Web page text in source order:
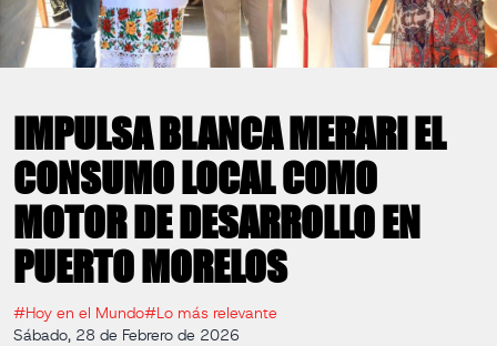
IMPULSA BLANCA MERARI EL
CONSUMO LOCAL COMO
MOTOR DE DESARROLLO EN
PUERTO MORELOS
#Hoy en el Mundo#Lo más relevante
Sábado, 28 de Febrero de 2026